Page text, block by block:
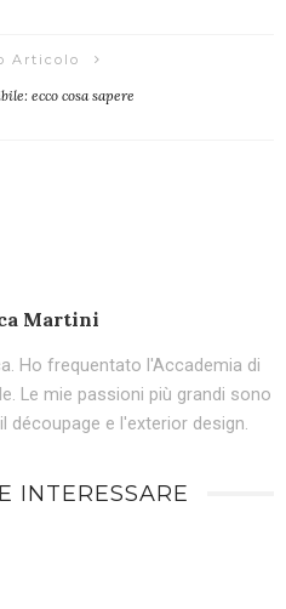
Articolo
ecco cosa sapere
Martini
Ho frequentato l'Accademia di
Le mie passioni più grandi sono
découpage e l'exterior design.
INTERESSARE